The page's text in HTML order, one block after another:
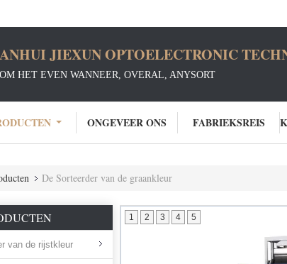
ANHUI JIEXUN OPTOELECTRONIC
OM HET EVEN WANNEER, OVERAL, ANYSORT
ONGEVEER ONS FABRIEKSREIS
De Sorteerder van de graankleur
van de rijstkleur
1 2 3 4 5